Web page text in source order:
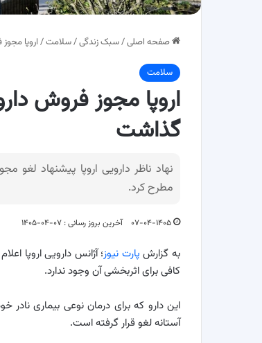
صفحه اصلی/سبک زندگی/سلامت/اروپا
سلامت
اروپا مجوز فروش
گذاشت
نهاد ناظر دارویی اروپا پیشنهاد لغو
مطرح کرد.
۰۷-۰۴-۱۴۰۵ آخرین بروز رسانی : ۰۷-۰۴-۱۴۰۵
به گزارش پارت نیوز؛ آژانس دارویی اروپا
کافی برای اثربخشی آن وجود ندارد.
آستانه لغو قرار گرفته است.